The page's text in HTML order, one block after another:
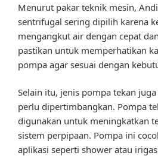
Menurut pakar teknik mesin,
sentrifugal sering dipilih karena
mengangkut air dengan cepat
pastikan untuk memperhatikan
pompa agar sesuai dengan
Selain itu, jenis pompa tekan
perlu dipertimbangkan. Pompa
digunakan untuk meningkatkan
sistem perpipaan. Pompa ini
aplikasi seperti shower atau